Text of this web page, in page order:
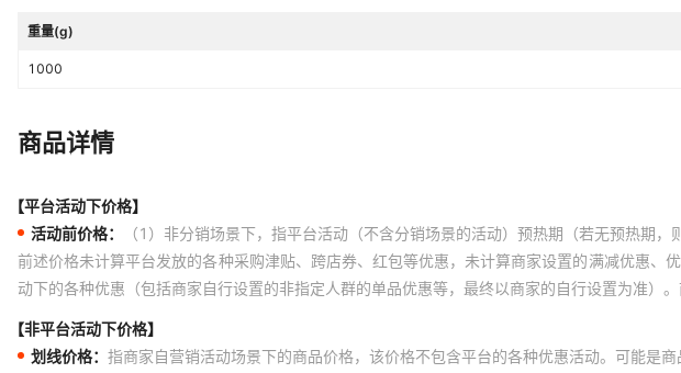
重量(g)
1000
商品详情
【平台活动下价格】
活动前价格：
（1）非分销场景下，指平台活动（不含分销场景的活动）预热期（若无预热期
前述价格未计算平台发放的各种采购津贴、跨店券、红包等优惠，未计算商家设置的满减优惠
动下的各种优惠（包括商家自行设置的非指定人群的单品优惠等，最终以商家的自行设置为准）
【非平台活动下价格】
划线价格： 指商家自营销活动场景下的商品价格，该价格不包含平台的各种优惠活动。可能是